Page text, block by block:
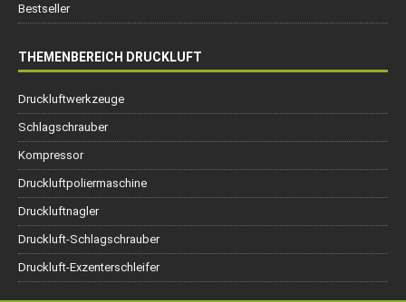
Bestseller
THEMENBEREICH DRUCKLUFT
Druckluftwerkzeuge
Schlagschrauber
Kompressor
Druckluftpoliermaschine
Druckluftnagler
Druckluft-Schlagschrauber
Druckluft-Exzenterschleifer